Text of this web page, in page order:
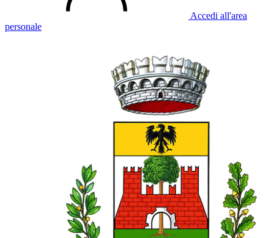
Accedi all'area
personale